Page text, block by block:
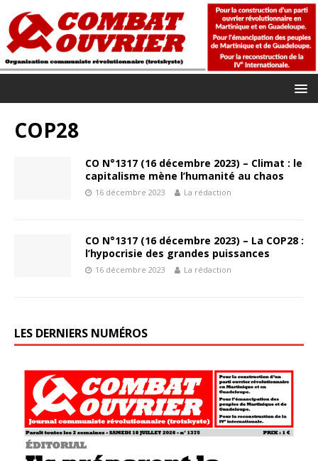
COP28
CO N°1317 (16 décembre 2023) – Climat : le
capitalisme mène l’humanité au chaos
16 décembre 2023 La rédaction
CO N°1317 (16 décembre 2023) – La COP28 :
l’hypocrisie des grandes puissances
16 décembre 2023 La rédaction
LES DERNIERS NUMÉROS